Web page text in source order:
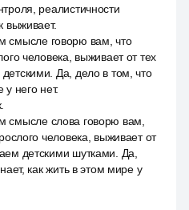
реалистичности
выживает.
говорю вам, что
человека, выживает от тех
Да, дело в том, что
него нет.
слова говорю вам,
человека, выживает от
детскими шутками. Да,
как жить в этом мире у